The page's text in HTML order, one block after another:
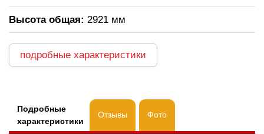
Высота общая: 2921 мм
подробные характеристики
Подробные
характеристики
Отзывы Фото